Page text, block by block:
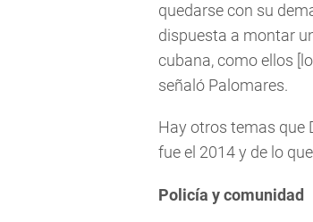
quedarse con su
dispuesta a montar
cubana, como ellos
señaló Palomares.
Hay otros temas que
fue el 2014 y de lo
Policía y comunidad